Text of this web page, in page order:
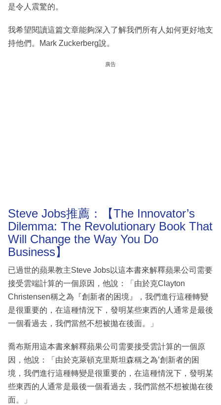
是令人震驚的。
我希望閱讀這篇文章能夠深入了解我們所有人如何更好地支
持他們。Mark Zuckerberg說。
廣告
Steve Jobs推薦：【The Innovator’s
Dilemma: The Revolutionary Book That
Will Change the Way You Do
Business】
已過世的蘋果教主Steve Jobs以這本書來解釋蘋果公司需要
接受雲端計算的一個原因，他說：「由於克Clayton
Christensen稱之為『創新者的困境』，我們進行這種轉變
是很重要的，在這種情況下，發明某些東西的人通常是最後
一個看過去，我們當然不想被拋在後面。」
喬布斯用這本書來解釋蘋果公司需要接受雲計算的一個原
因，他說：「由於克萊頓克里斯坦森稱之為’創新者的困
境，我們進行這種轉變是很重要的，在這種情況下，發明某
些東西的人通常是最後一個看過去，我們當然不想被拋在後
面。」